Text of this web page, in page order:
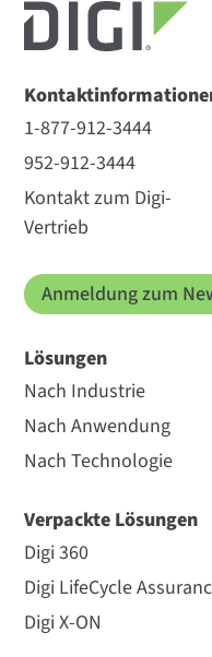
1-877-912-3444
952-912-3444
Kontakt zum Digi-
Vertrieb
Anmeldung zum
Lösungen
Nach Industrie
Nach Anwendung
Nach Technologie
Verpackte Lösungen
Digi 360
Digi LifeCycle
Digi X-ON